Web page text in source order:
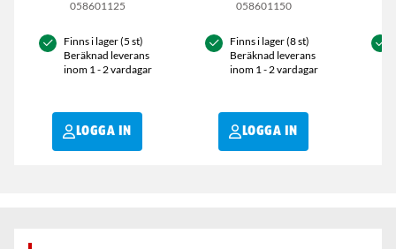
058601125
Finns i lager (5 st)
Beräknad leverans
inom 1 - 2 vardagar
LOGGA IN
058601150
Finns i lager (8 st)
Beräknad leverans
inom 1 - 2 vardagar
LOGGA IN